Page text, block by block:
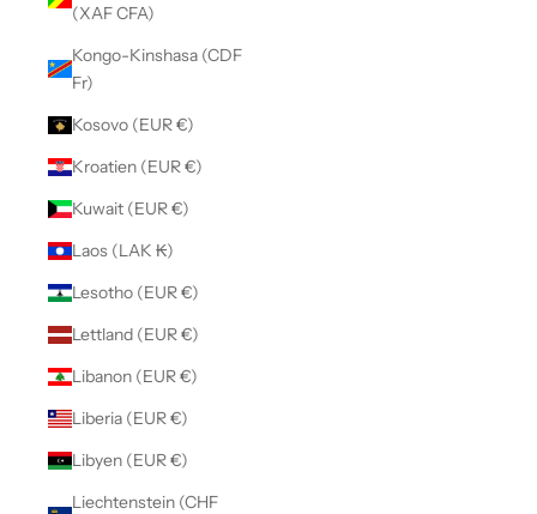
(XAF CFA)
Kongo-Kinshasa (CDF
Fr)
Kosovo (EUR €)
Kroatien (EUR €)
Kuwait (EUR €)
Laos (LAK ₭)
Lesotho (EUR €)
Lettland (EUR €)
Libanon (EUR €)
Liberia (EUR €)
Libyen (EUR €)
Liechtenstein (CHF